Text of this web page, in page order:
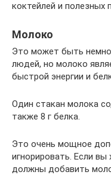
коктейлей и полезных
Молоко
Это может быть
людей, но молоко
быстрой энергии и
Один стакан молока
также 8 г белка.
Это очень мощное
игнорировать. Если вы
должны добавить